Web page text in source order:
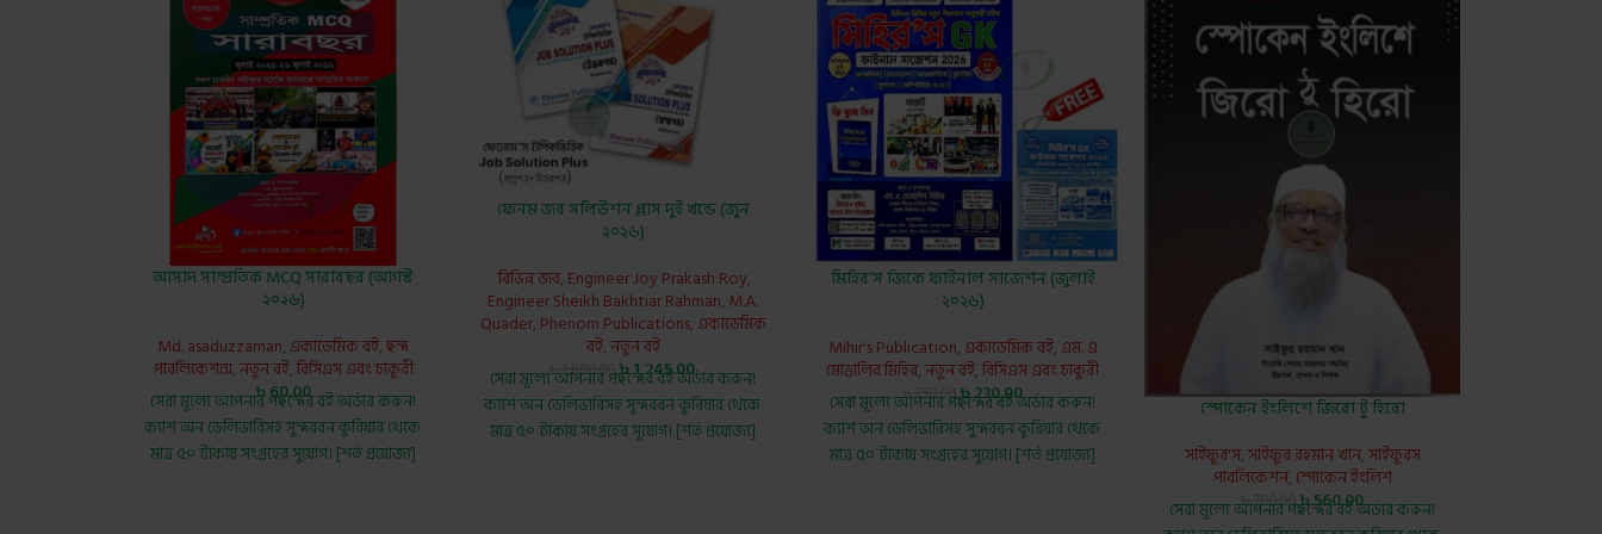
আসাদ সাম্প্রতিক MCQ সারাবছর (আগস্ট
২০২৬)
Md. asaduzzaman, একাডেমিক বই,ছন্দ
পাবলিকেশন্স,নতুন বই,বিসিএস এবং চাকুরী
৳60.00
সেরা মূল্যে আপনার পছন্দের বই অর্ডার করুন!
ক্যাশ অন ডেলিভারিসহ সুন্দরবন কুরিয়ার থেকে
মাত্র ৫০ টাকায় সংগ্রহের সুযোগ। [শর্ত প্রযোজ্য]
ফেনম জব সলিউশন প্লাস দুই খন্ডে (জুন
২০২৬)
বিভিন্ন জব, Engineer Joy Prakash Roy,
Engineer Sheikh Bakhtiar Rahman, M.A.
Quader, Phenom Publications, একাডেমিক
বই,নতুন বই
৳1,800.00৳1,245.00
সেরা মূল্যে আপনার পছন্দের বই অর্ডার করুন!
ক্যাশ অন ডেলিভারিসহ সুন্দরবন কুরিয়ার থেকে
মাত্র ৫০ টাকায় সংগ্রহের সুযোগ। [শর্ত প্রযোজ্য]
মিহির’স জিকে ফাইনাল সাজেশন (জুলাই
২০২৬)
Mihir's Publication, একাডেমিক বই, এম. এ
মোত্তালিব মিহির,নতুন বই,বিসিএস এবং চাকুরী
৳250.00৳230.00
সেরা মূল্যে আপনার পছন্দের বই অর্ডার করুন!
ক্যাশ অন ডেলিভারিসহ সুন্দরবন কুরিয়ার থেকে
মাত্র ৫০ টাকায় সংগ্রহের সুযোগ। [শর্ত প্রযোজ্য]
স্পোকেন ইংলিশে জিরো টু হিরো
সাইফুর'স,সাইফুর রহমান খান,সাইফুরস
পাবলিকেশন, স্পোকেন ইংলিশ
৳700.00৳560.00
সেরা মূল্যে আপনার পছন্দের বই অর্ডার করুন!